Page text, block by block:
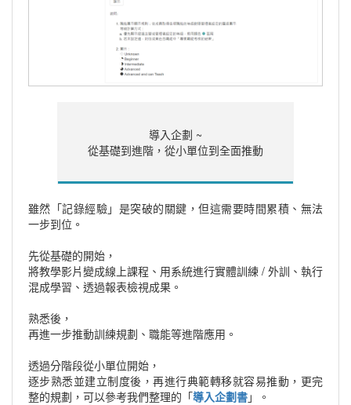
導入企劃 ~
從基礎到進階，從小單位到全面推動
雖然「記錄經驗」是突破的關鍵，但這需要時間累積、無法
一步到位。
先從基礎的開始，
將教學影片變成線上課程、用系統進行實體訓練 / 外訓、執行
混成學習、透過報表檢視成果。
熟悉後，
再進一步推動訓練規劃、職能等進階應用。
透過分階段從小單位開始，
逐步熟悉並建立制度後，再進行典範轉移就容易推動，更完
整的規劃，可以參考我們整理的「導入企劃書」。